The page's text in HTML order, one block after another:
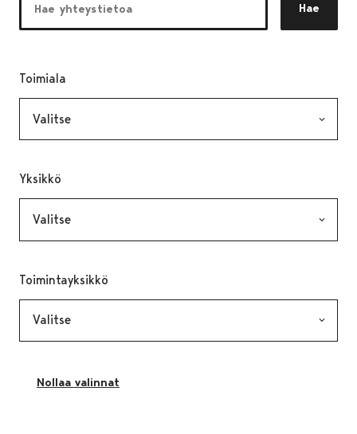
Hae
Toimiala
Yksikkö
Toimintayksikkö
Nollaa valinnat
Sivu latautuu uudestaan ilman suodatuksia